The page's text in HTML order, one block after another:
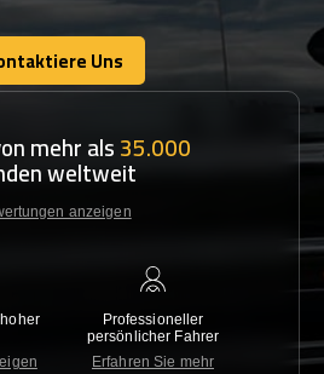
Uns
Uns
mehr als35.000
weltweit
anzeigen
Professioneller
persönlicher Fahrer
Erfahren Sie mehr